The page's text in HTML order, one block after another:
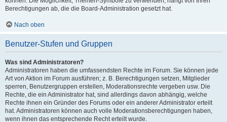
Berechtigungen ab, die die Board-Administration gesetzt hat.
Nach oben
Benutzer-Stufen und Gruppen
Was sind Administratoren?
Administratoren haben die umfassendsten Rechte im Forum. Sie können jede
Art von Aktion im Forum ausführen; z. B. Berechtigungen setzen, Mitglieder
sperren, Benutzergruppen erstellen, Moderationsrechte vergeben usw. Die
Rechte, die ein Administrator hat, sind allerdings davon abhängig, welche
Rechte ihnen ein Gründer des Forums oder ein anderer Administrator erteilt
hat. Administratoren können auch volle Moderationsberechtigungen haben,
wenn ihnen das entsprechende Recht erteilt wurde.